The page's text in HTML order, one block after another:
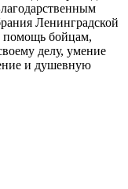
Ленинградской
бойцам,
делу, умение
и душевную